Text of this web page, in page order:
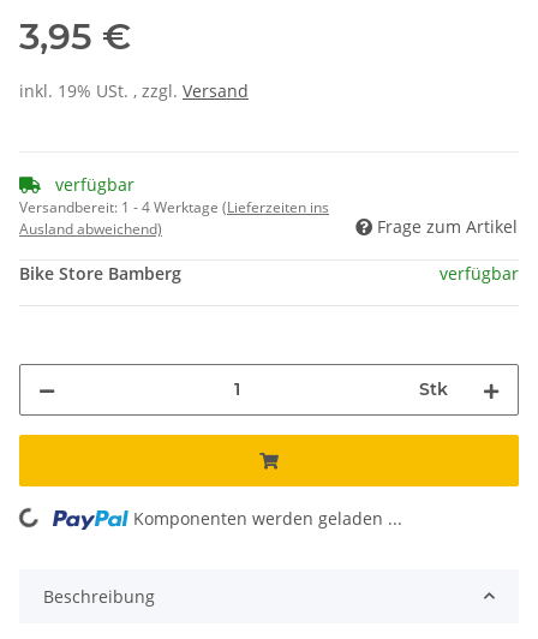
3,95 €
inkl. 19% USt. , zzgl. Versand
verfügbar
Versandbereit: 1 - 4 Werktage (Lieferzeiten ins
Ausland abweichend)
Frage zum Artikel
Bike Store Bamberg verfügbar
Stk
Loading... Komponenten werden geladen ...
Beschreibung